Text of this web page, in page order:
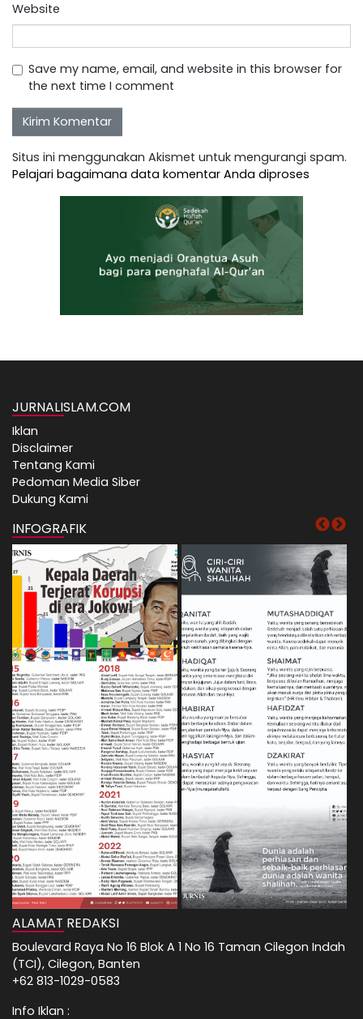
Website
Save my name, email, and website in this browser for
the next time I comment
Situs ini menggunakan Akismet untuk mengurangi spam.
Pelajari bagaimana data komentar Anda diproses
JURNALISLAM.COM
Iklan
Disclaimer
Tentang Kami
Pedoman Media Siber
Dukung Kami
INFOGRAFIK
ALAMAT REDAKSI
Boulevard Raya No 16 Blok A 1 No 16 Taman Cilegon Indah
(TCI), Cilegon, Banten
+62 813-1029-0583
Info Iklan :